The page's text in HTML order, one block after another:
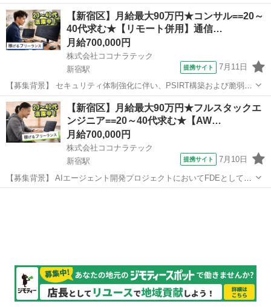
活躍いただける方を募集しております。 【作業内容】 顧客課題の発
見・設計を行い、ワークフロー構築およびPoCの高速実装を担当して
いただきます。本番導入まで...
東京 新宿区 新宿駅 エンジニア
【新宿区】月給最大90万円★コンサル==20～
40代求む★【リモート併用】通信…
月給700,000円
株式会社ココナラテック
新宿駅
提携サイト 7月11日
【募集背景】 セキュリティ体制強化に伴い、PSIRT構築および脆弱性
診断内製化を推進するための支援体制を強化するための募集です。
【作業内容】 セキュリティ体制強化に向けたPSIRT体制の構築および
運用支援を行っていただき...
東京 新宿区 新宿駅 エンジニア
【新宿区】月給最大90万円★フルスタックエ
ンジニア==20～40代求む★【AW…
月給700,000円
株式会社ココナラテック
新宿駅
提携サイト 7月10日
【募集背景】 AIエージェント開発プロジェクトにおいてFDEとしてご
活躍いただける方を募集しております。 【作業内容】 顧客課題の発